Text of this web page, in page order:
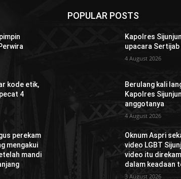
kode etik,
4
perekam
mengakui
mandi
POPULAR POSTS
Kapolres
upacara Sertijab
4 August 2026
Berulang kali
Kapolres
anggotanya
4 August 2026
Oknum Aspri
video LGBT
video itu
dalam keadaan
3 August 2026